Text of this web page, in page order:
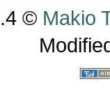
© Makio